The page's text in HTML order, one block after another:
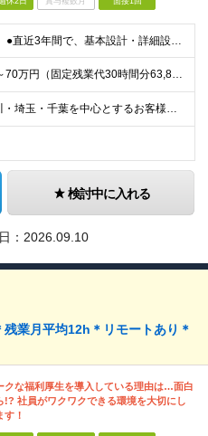
【必須経験】 ●直近3年間で、基本設計・詳細設計・開発いずれかの工程を担当した経験 ●以下いずれかの言語を用いた開発経験 ・Java：何らかのDB・フレームワーク・batch経験 ・Python：
月給35万円～70万円（固定残業代30時間分63,869円～を含む）+賞与年1回 ※30時間を超える分は別途支給します ●これまでのご経験・スキル・前職給与をできる限り考慮します ●待機期間も給与を
東京・神奈川・埼玉・千葉を中心とするお客様先での勤務 ★引っ越しを伴う転勤はありません ■プロジェクト先例 品川、新宿、渋谷、秋葉原、大手町、有楽町、新橋、浜松町、幕張、大宮、横浜、川崎など ■
検討中に入れる
： 2026.09.10
業月平均12h＊リモートあり＊
クな福利厚生を導入している理由は…面白
!? 社員がワクワクできる環境を大切にし
す！